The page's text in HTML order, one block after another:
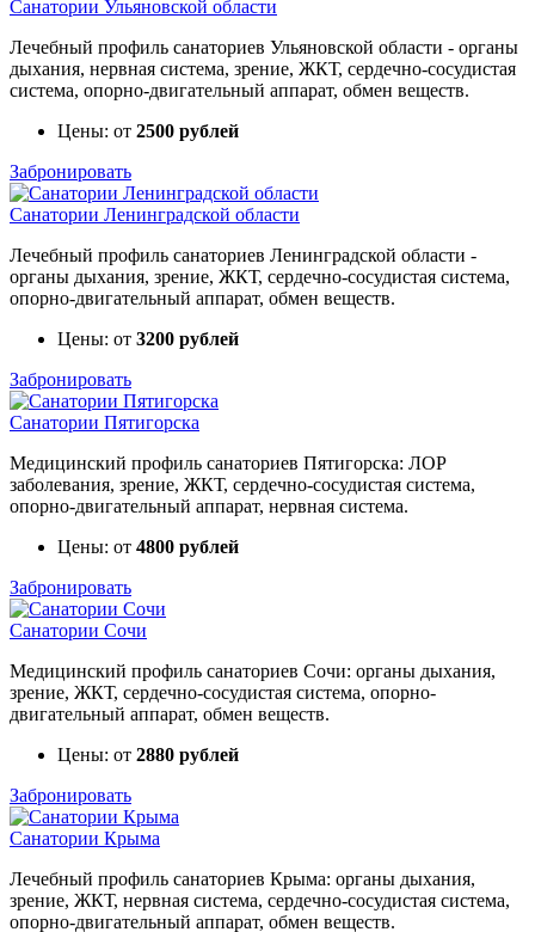
Санатории Ульяновской области
Лечебный профиль санаториев Ульяновской области - органы
дыхания, нервная система, зрение, ЖКТ, сердечно-сосудистая
система, опорно-двигательный аппарат, обмен веществ.
Цены: от 2500 рублей
Забронировать
Санатории Ленинградской области
Лечебный профиль санаториев Ленинградской области -
органы дыхания, зрение, ЖКТ, сердечно-сосудистая система,
опорно-двигательный аппарат, обмен веществ.
Цены: от 3200 рублей
Забронировать
Санатории Пятигорска
Медицинский профиль санаториев Пятигорска: ЛОР
заболевания, зрение, ЖКТ, сердечно-сосудистая система,
опорно-двигательный аппарат, нервная система.
Цены: от 4800 рублей
Забронировать
Санатории Сочи
Медицинский профиль санаториев Сочи: органы дыхания,
зрение, ЖКТ, сердечно-сосудистая система, опорно-
двигательный аппарат, обмен веществ.
Цены: от 2880 рублей
Забронировать
Санатории Крыма
Лечебный профиль санаториев Крыма: органы дыхания,
зрение, ЖКТ, нервная система, сердечно-сосудистая система,
опорно-двигательный аппарат, обмен веществ.